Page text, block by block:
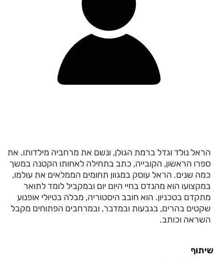
הראל נולד וגדל ברמת הגולן, ונשם את מרחביה מילדותו. את
ספרו הראשון, הקובייה, כתב בתחילה לאחותו הקטנה במשך
כמה שנים. הראל עוסק במגוון תחומים הממלאים את עולמו,
במקצועו הוא מהנדס בחיי היום יום ובמקביל לומד לתואר
מתקדם בטכניון. הוא חובב היסטוריה, מבלה בטיולי אופנוע
שקטים בהרים, בגבעות ובמדבר, ובמרחבים הפתוחים מקבל
השראה וכותב.
שיתוף